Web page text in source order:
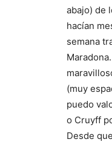
abajo) de
hacían
semana
(muy
puedo
o Cruyff
Desde